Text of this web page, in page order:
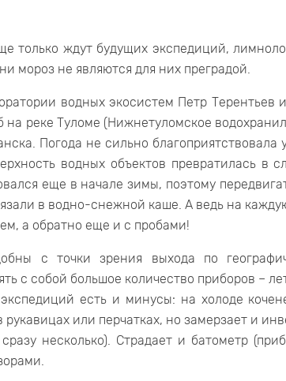
только ждут будущих экспедиций,
мороз не являются для них преградой.
водных экосистем Петр Терентьев
на реке Туломе (Нижнетуломское
Погода не сильно благоприятствовала
водных объектов превратилась в
еще в начале зимы, поэтому
в водно-снежной каше. А ведь на
а обратно еще и с пробами!
с точки зрения выхода по
с собой большое количество приборов –
есть и минусы: на холоде
или перчатках, но замерзает и
несколько). Страдает и батометр